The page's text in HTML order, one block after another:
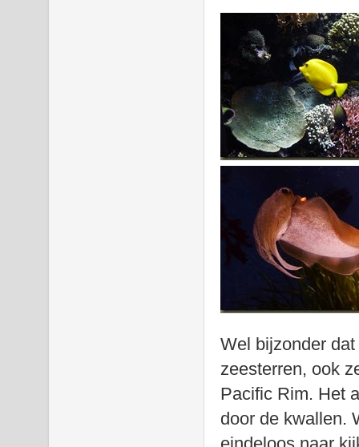
Wel bijzonder
zeesterren, ook
Pacific Rim. Het
door de kwallen.